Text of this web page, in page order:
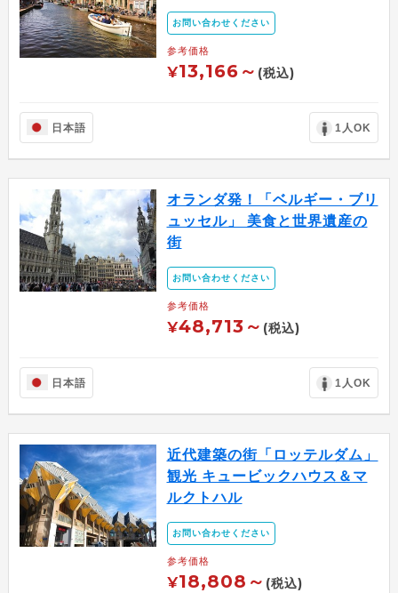
お問い合わせください
参考価格
¥13,166～ (税込)
日本語 1人OK
オランダ発！「ベルギー・ブリ
ュッセル」 ​美食と世界遺産の
街
お問い合わせください
参考価格
¥48,713～ (税込)
日本語 1人OK
近代建築の街「ロッテルダム」
観光 キュービックハウス＆マ
ルクトハル
お問い合わせください
参考価格
¥18,808～ (税込)